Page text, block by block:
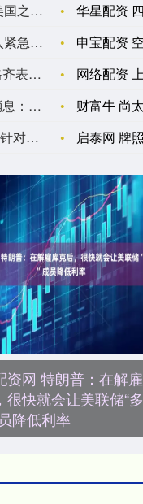
伊朗外长阿拉格齐今天（8月9日）表示，目前伊朗与美国之间没有进行任何谈判，但斡旋方仍在努力寻找恢复谈判的途径。伊朗认为，在美国就此前违反相关承诺的行为作出弥补之前，不具备重新启动谈判的条件。 (CCTV国际时讯)
加拿大不列颠哥伦比亚省政府8月8日宣布全省进入紧急状态，以应对该省多地快速蔓延的山火灾情。不列颠哥伦比亚省省长戴维·伊比在新闻发布会上表示，目前状况非常危险，火势蔓延迅速且随时发生变化。政府当前核心工作是保障生命安全和开展救援，救援人员正通过空中疏散受困民众。（CCTV国际时讯）
伊朗外长阿拉格齐表示，只要美国继续违反临时协议，就不会进行谈判。
市场消息：伊朗外长阿拉格齐表示，伊美之间没有谈判，仅通过中间人互传信息。
针对删除《在 Mac 上配合 Apple 智能使用千问》使用文档一事，苹果客服最新回应新浪科技称：“我们有功能或新项目发布时，都会提前收到通知，目前并没有收到相关通知，中国大陆还没推出‘Apple智能使用千问’相关功能。”昨日，一篇名为《在 Mac 上配合 Apple 智能使用千问》的支持文档现身苹果官网 Mac 简体中文使用手册，明确提到 Apple 智能可配合阿里巴巴千问模型工作。但该文发布不到24小时后被苹果方面删除。今年7月15日，阿里巴巴方面曾回应称，千问将作为 AI 能力集成至 Apple 智能，覆盖 iOS、iPadOS、macOS 及 visionOS 的中国用户。（新浪科技）
华星配资 四天
申宝配资 空
网络配资 上
财富牛 尚太
启泰网 牌
资网 特朗普：在解
很快就会让美联储“多
降低利率